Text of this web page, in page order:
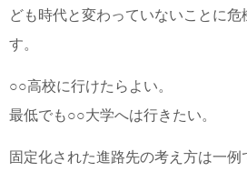
ども時代と変わっていないことに
す。
○○高校に行けたらよい。
最低でも○○大学へは行きたい。
固定化された進路先の考え方は一